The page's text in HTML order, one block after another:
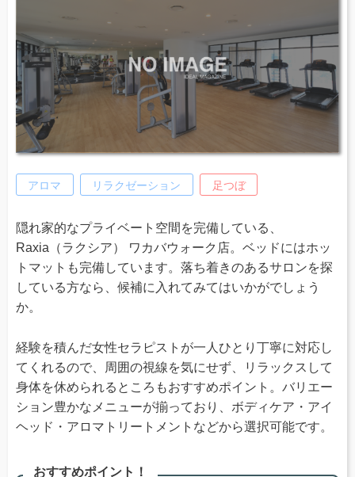
アロマ リラクゼーション 足つぼ
隠れ家的なプライベート空間を完備している、
Raxia（ラクシア） ワカバウォーク店。ベッドにはホッ
トマットも完備しています。落ち着きのあるサロンを探
している方なら、候補に入れてみてはいかがでしょう
か。
経験を積んだ女性セラピストが一人ひとり丁寧に対応し
てくれるので、周囲の視線を気にせず、リラックスして
身体を休められるところもおすすめポイント。バリエー
ション豊かなメニューが揃っており、ボディケア・アイ
ヘッド・アロマトリートメントなどから選択可能です。
おすすめポイント！